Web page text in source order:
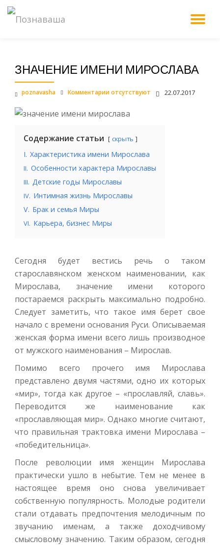
Перейти
ЗНАЧЕНИЕ ИМЕНИ МИРОСЛАВА
poznavasha 22.07.2017
Комментарии отсутствуют
Содержание статьи скрыть
I. Характеристика имени Мирослава
II. Особенности характера Мирославы
III. Детские годы Мирославы
IV. Интимная жизнь Мирославы
V. Брак и семья Миры
VI. Карьера, бизнес Миры
Сегодня будет вестись речь о таком
старославянском женском наименовании, как
Мирослава, значение имени которого
постараемся раскрыть максимально подробно.
Следует заметить, что такое имя берет свое
начало с времени основания Руси. Описываемая
женская форма имени всего лишь производное
от мужского наименования – Мирослав.
Помимо всего прочего имя Мирослава
представлено двумя частями, одно их которых
«мир», тогда как другое – «прославляй, славь».
Переводится же наименование как
«прославляющая мир». Однако многие считают,
что правильная трактовка имени Мирослава –
«победительница».
После революции имя женщин Мирослава
практически ушло в небытие. Тем не менее в
настоящее время оно снова увеличивает
собственную популярность. Молодые родители
стали отдавать предпочтения мелодичным по
звучанию именам, а также доходчивому
смысловому значению. Таким образом, сегодня